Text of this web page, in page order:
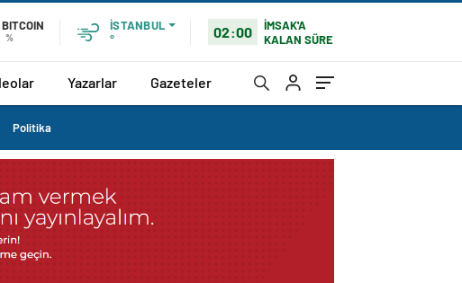
BITCOIN
%
İSTANBUL
°
02:00
İMSAK'A
KALAN SÜRE
Yazarlar Gazeteler
Politika